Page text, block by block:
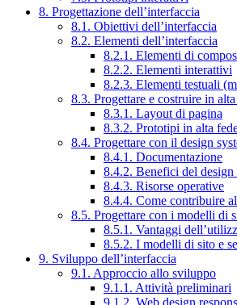
8. Progettazione dell’interfaccia
8.1. Obiettivi dell’interfaccia
8.2. Elementi dell’interfaccia
8.2.1. Elementi di
8.2.2. Elementi interattivi
8.2.3. Elementi testuali
8.3. Progettare e costruire in
8.3.1. Layout di pagina
8.3.2. Prototipi in alta
8.4. Progettare con il design
8.4.1. Documentazione
8.4.2. Benefici del design
8.4.3. Risorse operative
8.4.4. Come contribuire
8.5. Progettare con i modelli di
8.5.1. Vantaggi
8.5.2. I modelli di sito e
9. Sviluppo dell’interfaccia
9.1. Approccio allo sviluppo
9.1.1. Attività preliminari
9.1.2. Web design